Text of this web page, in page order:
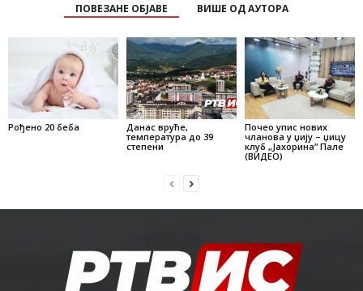
ПОВЕЗАНЕ ОБЈАВЕ ВИШЕ ОД АУТОРА
Рођено 20 беба
Данас вруће,
температура до 39
степени
Почео упис нових
чланова у џију – џицу
клуб „Јахорина“ Пале
(ВИДЕО)